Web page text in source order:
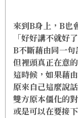
來到B身上，B也
「好好講不就好
B不斷藉由同一句
但裡頭真正在意
這時候，如果藉
原來自己這麼說
雙方原本僵化的
或是可以在要接